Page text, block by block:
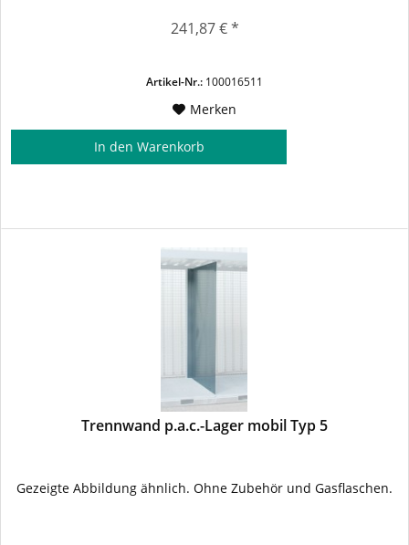
241,87 € *
Artikel-Nr.: 100016511
Merken
In den Warenkorb
Trennwand p.a.c.-Lager mobil Typ 5
Gezeigte Abbildung ähnlich. Ohne Zubehör und Gasflaschen.